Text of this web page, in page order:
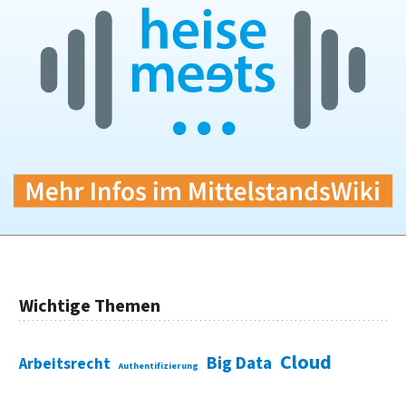
Wichtige Themen
Arbeitsrecht Authentifizierung Big Data Cloud